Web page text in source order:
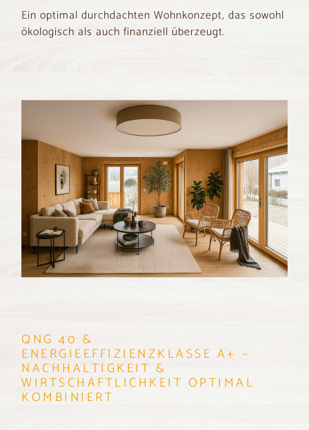
Ein optimal durchdachten Wohnkonzept, das sowohl
ökologisch als auch finanziell überzeugt.
QNG 40 &
ENERGIEEFFIZIENZKLASSE A+ –
NACHHALTIGKEIT &
WIRTSCHAFTLICHKEIT OPTIMAL
KOMBINIERT